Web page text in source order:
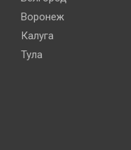
Воронеж
Калуга
Тула